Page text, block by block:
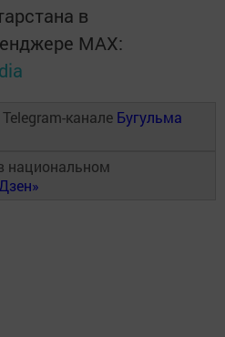
в
MАХ:
канале Бугульма
национальном